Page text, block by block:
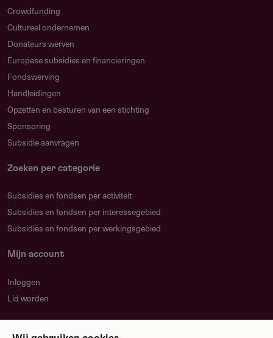
Crowdfunding
Cultureel ondernemen
Donateurs werven
Europese subsidies en financieringen
Fondswerving
Handleidingen
Opzetten en besturen van een stichting
Sponsoring
Subsidie aanvragen
Zoeken per categorie
Subsidies en fondsen per activiteit
Subsidies en fondsen per interessegebied
Subsidies en fondsen per werkingsgebied
Mijn account
Inloggen
Lid worden